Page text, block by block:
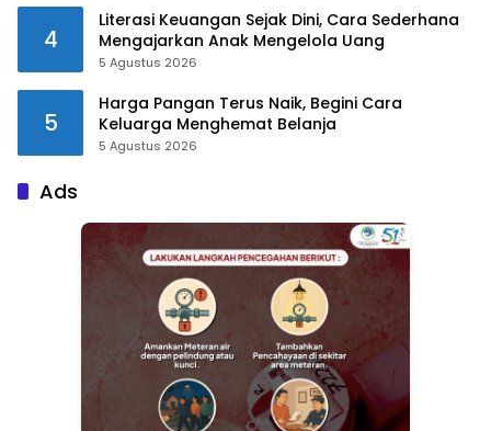
4
Literasi Keuangan Sejak Dini, Cara Sederhana
Mengajarkan Anak Mengelola Uang
5 Agustus 2026
5
Harga Pangan Terus Naik, Begini Cara
Keluarga Menghemat Belanja
5 Agustus 2026
Ads